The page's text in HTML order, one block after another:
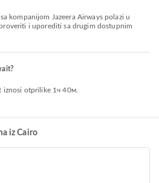
i uporediti sa drugim dostupnim
iznosi otprilike 1ч 40м.
iz Cairo